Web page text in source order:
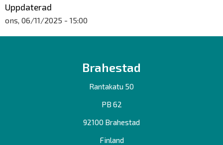
Uppdaterad
ons, 06/11/2025 - 15:00
Brahestad
Rantakatu 50
PB 62
92100 Brahestad
Finland